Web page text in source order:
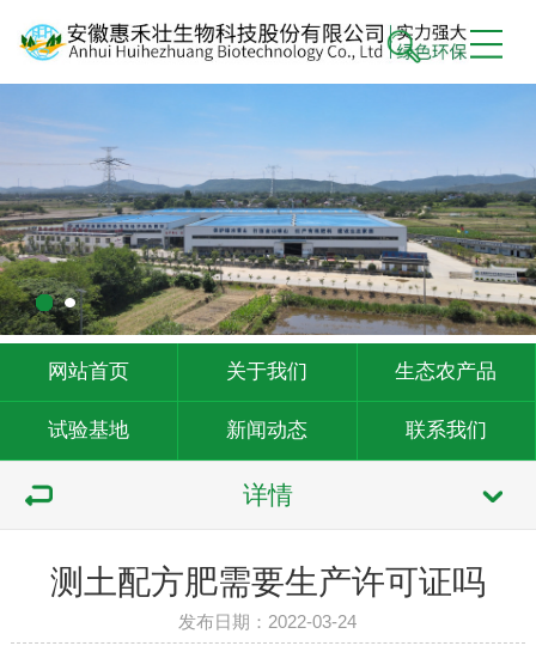
网站首页 关于我们 生态农产品
试验基地 新闻动态 联系我们
详情
测土配方肥需要生产许可证吗
发布日期：2022-03-24